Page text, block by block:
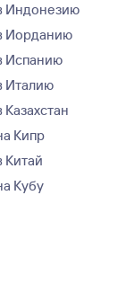
Индонезию
Иорданию
Испанию
Италию
Казахстан
Кипр
Китай
Кубу